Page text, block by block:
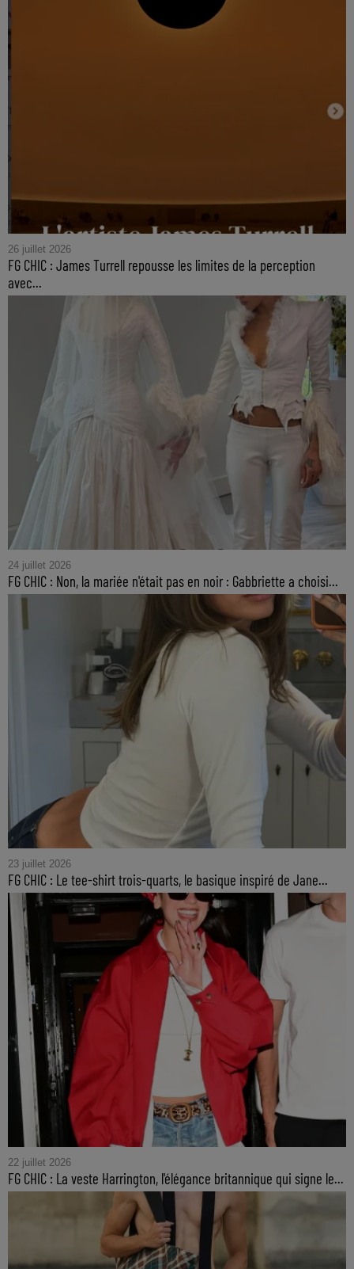
26 juillet 2026
FG CHIC : James Turrell repousse les limites de la perception
avec...
24 juillet 2026
FG CHIC : Non, la mariée n'était pas en noir : Gabbriette a choisi...
23 juillet 2026
FG CHIC : Le tee-shirt trois-quarts, le basique inspiré de Jane...
22 juillet 2026
FG CHIC : La veste Harrington, l'élégance britannique qui signe le...